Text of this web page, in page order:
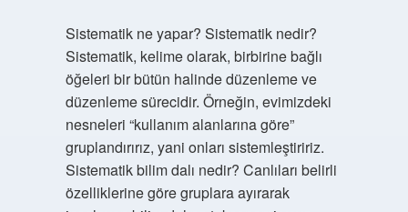
Sistematik ne yapar? Sistematik nedir?
Sistematik, kelime olarak, birbirine bağlı
öğeleri bir bütün halinde düzenleme ve
düzenleme sürecidir. Örneğin, evimizdeki
nesneleri “kullanım alanlarına göre”
gruplandırırız, yani onları sistemleştiririz.
Sistematik bilim dalı nedir? Canlıları belirli
özelliklerine göre gruplara ayırarak